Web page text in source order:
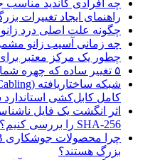
چه افرادی کاندید مناسب
راهنمای ایجاد تغییرات
چگونه علت اصلی درد
چه زمانی آسیب زانو
چطور یک مرکز معتبر
۵ تغییر ساده که چهره شما را جذاب‌تر نشان می‌دهد
کامل کابل‌کشی
SHA-256 را بررسی کنیم؟
بزرگ هستند؟